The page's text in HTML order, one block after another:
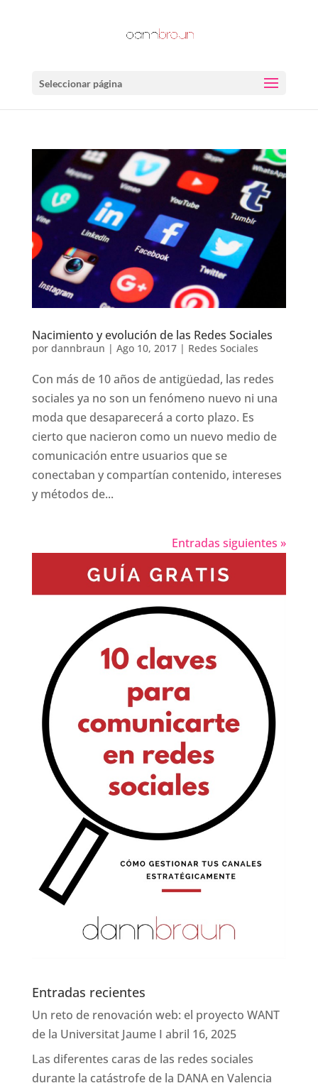
Seleccionar página
Nacimiento y evolución de las Redes Sociales
por dannbraun | Ago 10, 2017| Redes Sociales
Con más de 10 años de antigüedad, las redes
sociales ya no son un fenómeno nuevo ni una
moda que desaparecerá a corto plazo. Es
cierto que nacieron como un nuevo medio de
comunicación entre usuarios que se
conectaban y compartían contenido, intereses
y métodos de...
Entradas siguientes »
Entradas recientes
Un reto de renovación web: el proyecto WANT
de la Universitat Jaume I abril 16, 2025
Las diferentes caras de las redes sociales
durante la catástrofe de la DANA en Valencia